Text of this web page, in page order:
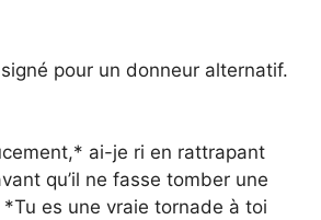
signé pour un donneur alternatif.
ai-je ri en rattrapant
qu’il ne fasse tomber une
es une vraie tornade à toi